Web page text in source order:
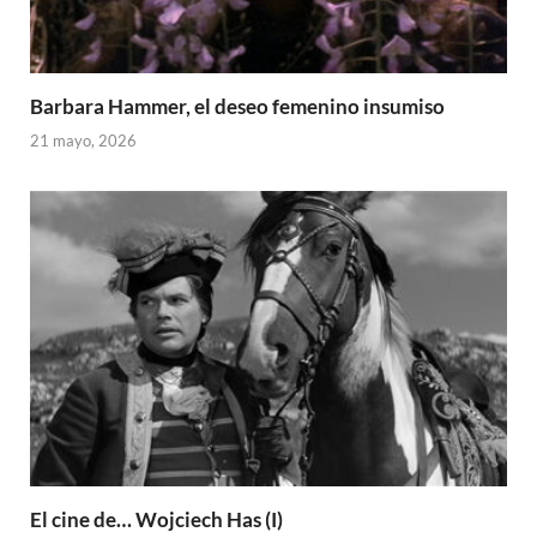
Barbara Hammer, el deseo femenino insumiso
21 mayo, 2026
El cine de… Wojciech Has (I)